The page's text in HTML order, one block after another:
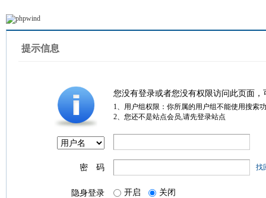
提示信息
您没有登录或者您没有权限访问此页面
1、用户组权限：你所属的用户组不能使用搜索
2、您还不是站点会员,请先登录站点
密 码 找
隐身登录 开启 关闭